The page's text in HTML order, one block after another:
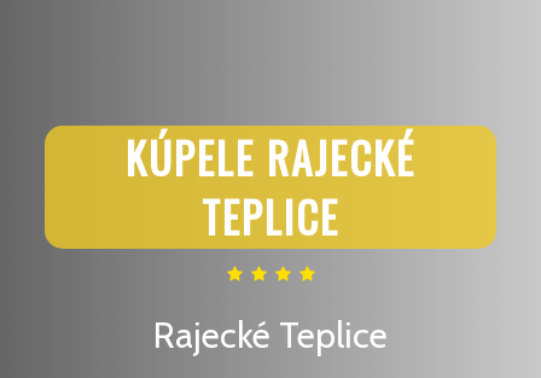
KÚPELE RAJECKÉ
TEPLICE
Rajecké Teplice